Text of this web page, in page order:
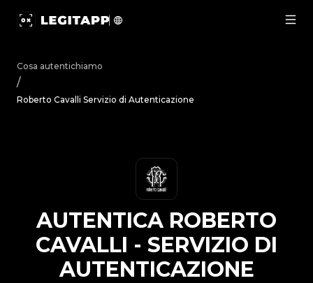
Cosa autentichiamo
/
Roberto Cavalli Servizio di Autenticazione
AUTENTICA ROBERTO
CAVALLI - SERVIZIO DI
AUTENTICAZIONE